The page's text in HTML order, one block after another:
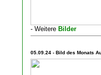
- Weitere Bilder
05.09.24 - Bild des Monats